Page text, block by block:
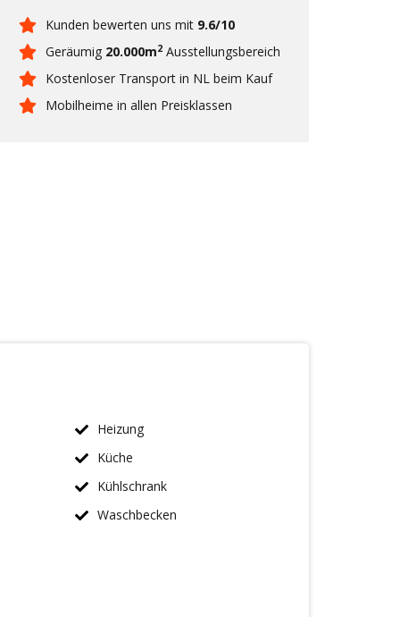
Kunden bewerten uns mit 9.6/10
Geräumig 20.000m2 Ausstellungsbereich
Kostenloser Transport in NL beim Kauf
Mobilheime in allen Preisklassen
Heizung
Küche
Kühlschrank
Waschbecken